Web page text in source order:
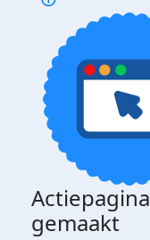
Actiepagina
gemaakt